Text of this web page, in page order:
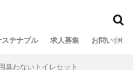
ステナブル 求人募集 お問い合わ
臭わないトイレセット